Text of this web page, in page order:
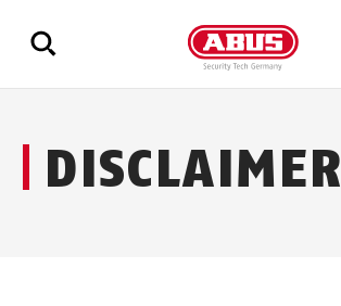
alle
resultaten
DISCLAIMER